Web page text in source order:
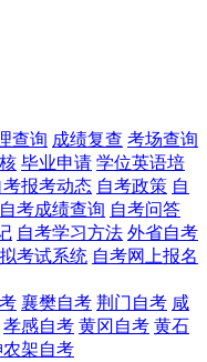
查询 成绩复查 考场查询
毕业申请 学位英语培
考报考动态 自考政策 自
自考成绩查询 自考问答
自考学习方法 外省自考
考试系统 自考网上报名
襄樊自考 荆门自考 咸
孝感自考 黄冈自考 黄石
农架自考